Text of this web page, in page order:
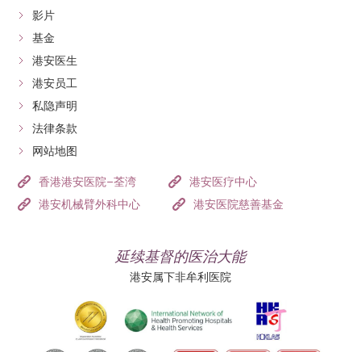
影片
基金
港安医生
港安员工
私隐声明
法律条款
网站地图
香港港安医院–荃湾
港安医疗中心
港安机械臂外科中心
港安医院慈善基金
延续基督的医治大能
港安属下非牟利医院